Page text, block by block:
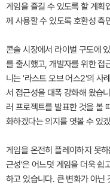
게임을 즐길 수 있도록 할 계획
께 사용할 수 있도록 호환성 측
콘솔 시장에서 라이벌 구도에
를 출시했고, 개발자를 위한 접
니는 '라스트 오브 어스2'의 사
서 접근성을 대폭 강화해 왔습
러 프로젝트를 발표한 것을 볼
화하겠다는 의지를 엿볼 수 있
게임을 온전히 플레이하지 못
근성'은 어느덧 게임을 더욱 쉽
하고 있습니다. 큰 변화가 아닌